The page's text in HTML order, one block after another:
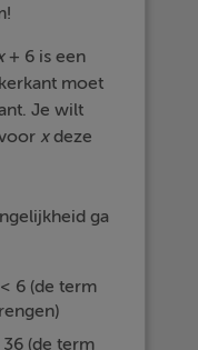
+ 6 is een
moet
Je wilt
xdeze
ga
< 6 (de term
(de term